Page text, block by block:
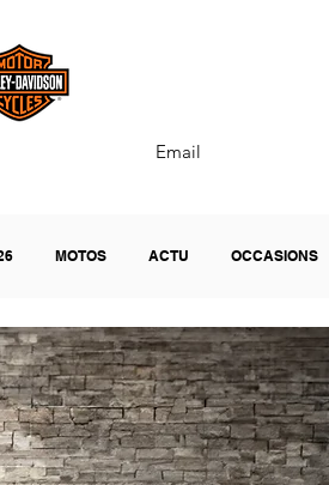
MOTOS ACTU OCCASIONS